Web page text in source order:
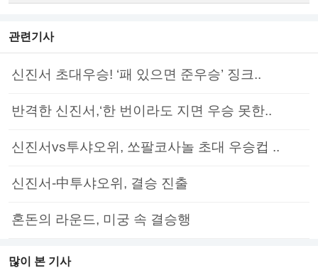
관련기사
신진서 초대우승! ‘패 있으면 준우승’ 징크..
반격한 신진서,‘한 번이라도 지면 우승 못한..
신진서vs투샤오위, 쏘팔코사놀 초대 우승컵 ..
신진서-中투샤오위, 결승 진출
혼돈의 라운드, 미궁 속 결승행
많이 본 기사